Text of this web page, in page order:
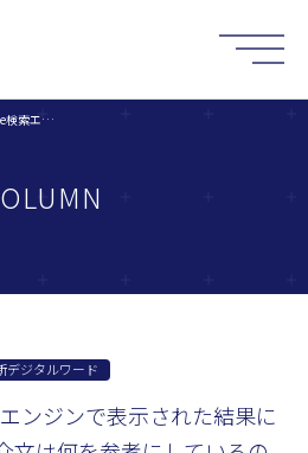
Yahoo!やGoogle検索エンジンで表示された結果に出ている、サイト紹介文は何を参考にしているのでしょうか？
デジタルワード
ンジンで表示された結果に